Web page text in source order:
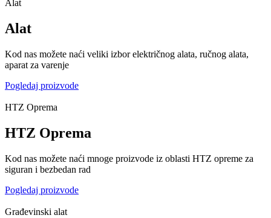
Alat
Alat
Kod nas možete naći veliki izbor električnog alata, ručnog alata,
aparat za varenje
Pogledaj proizvode
HTZ Oprema
HTZ Oprema
Kod nas možete naći mnoge proizvode iz oblasti HTZ opreme za
siguran i bezbedan rad
Pogledaj proizvode
Građevinski alat